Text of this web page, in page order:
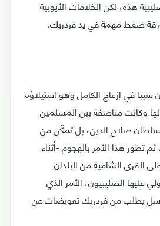
هذه، لكن الخلافات الأيوبية
ورقة ضغط مهمة في يد فردريك.
سببا في إزعاج الكامل وهو استيلاؤه
وكانت مناصفة بين المسلمين
صلاح الدين، بل تمكّن من
تطور هذا الأمر بالهجوم -أثناء
القرى الشامية من البلدان
عليها الصليبيون، الأمر الذي
يطلب من فردريك تعويضات عن